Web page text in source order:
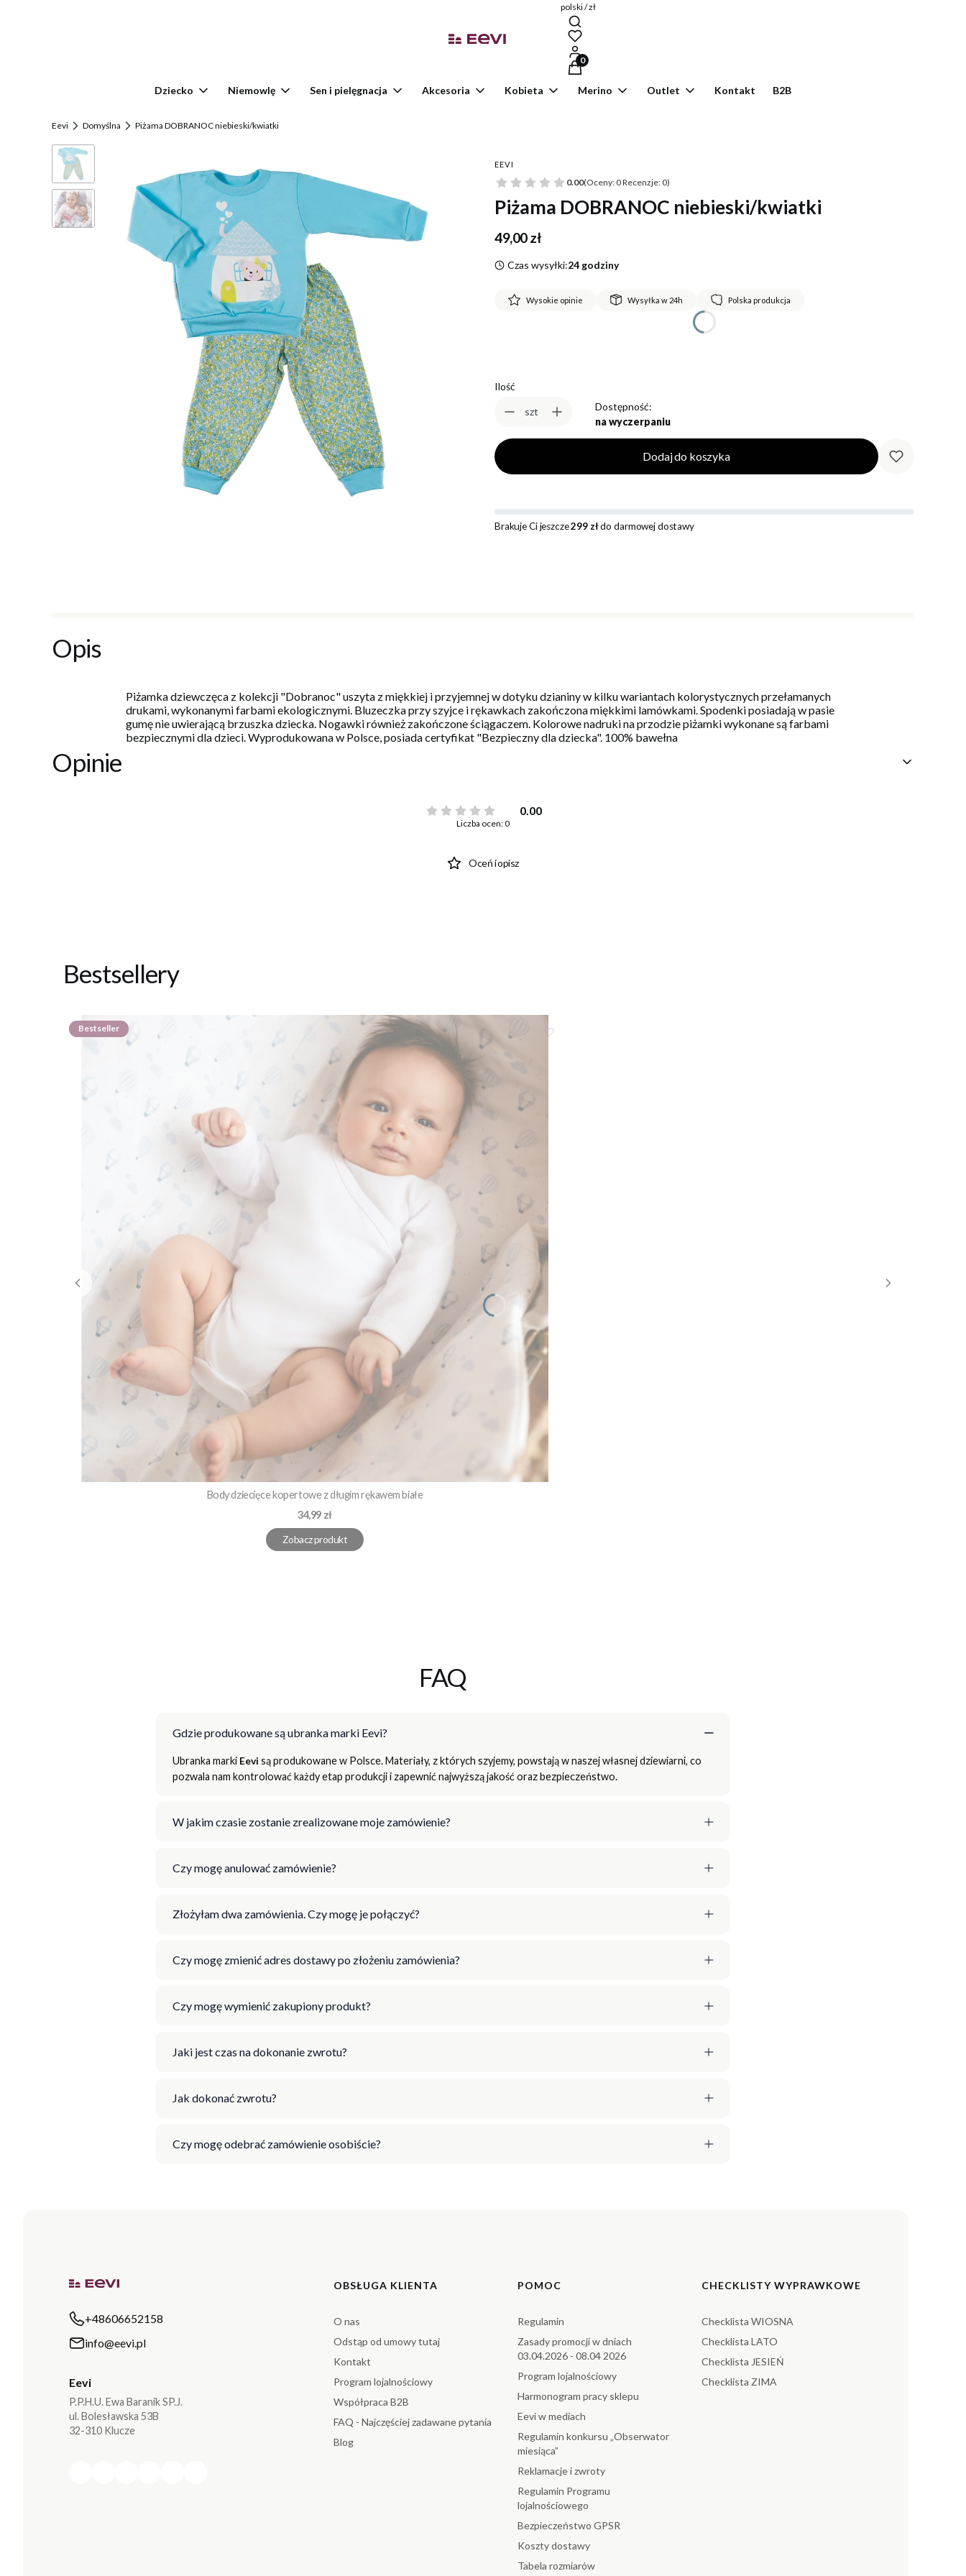
polski / zł
Produkty w koszyku: 0. Zobacz szczegóły
Dziecko Niemowlę Sen i pielęgnacja Akcesoria Kobieta Merino Outlet Kontakt B2B
Eevi Domyślna Piżama DOBRANOC niebieski/kwiatki
EEVI
0.00(Oceny: 0 Recenzje: 0)
Piżama DOBRANOC niebieski/kwiatki
Cena
49,00 zł
Czas wysyłki:24 godziny
Wysokie opinie Wysyłka w 24h Polska produkcja
Ilość
szt
Dostępność:
na wyczerpaniu
Dodaj do koszyka
Brakuje Ci jeszcze299 złdo darmowej dostawy
Opis
Piżamka dziewczęca z kolekcji "Dobranoc" uszyta z miękkiej i przyjemnej w dotyku dzianiny w kilku wariantach kolorystycznych przełamanych
drukami, wykonanymi farbami ekologicznymi. Bluzeczka przy szyjce i rękawkach zakończona miękkimi lamówkami. Spodenki posiadają w pasie
gumę nie uwierającą brzuszka dziecka. Nogawki również zakończone ściągaczem. Kolorowe nadruki na przodzie piżamki wykonane są farbami
bezpiecznymi dla dzieci. Wyprodukowana w Polsce, posiada certyfikat "Bezpieczny dla dziecka". 100% bawełna
Opinie
0.00
Liczba ocen: 0
Oceń i opisz
Bestsellery
Bestseller
Body dziecięce kopertowe z długim rękawem białe
Cena
34,99 zł
Zobacz produkt
FAQ
Gdzie produkowane są ubranka marki Eevi?
Ubranka marki Eevi są produkowane w Polsce. Materiały, z których szyjemy, powstają w naszej własnej dziewiarni, co
pozwala nam kontrolować każdy etap produkcji i zapewnić najwyższą jakość oraz bezpieczeństwo.
W jakim czasie zostanie zrealizowane moje zamówienie?
Czy mogę anulować zamówienie?
Złożyłam dwa zamówienia. Czy mogę je połączyć?
Czy mogę zmienić adres dostawy po złożeniu zamówienia?
Czy mogę wymienić zakupiony produkt?
Jaki jest czas na dokonanie zwrotu?
Jak dokonać zwrotu?
Czy mogę odebrać zamówienie osobiście?
+48606652158
info@eevi.pl
Eevi
P.P.H.U. Ewa Baranik SP.J.
ul. Bolesławska 53B
32-310 Klucze
Linki w stopce
OBSŁUGA KLIENTA
O nas
Odstąp od umowy tutaj
Kontakt
Program lojalnościowy
Współpraca B2B
FAQ - Najczęściej zadawane pytania
Blog
POMOC
Regulamin
Zasady promocji w dniach
03.04.2026 - 08.04 2026
Program lojalnościowy
Harmonogram pracy sklepu
Eevi w mediach
Regulamin konkursu „Obserwator
miesiąca”
Reklamacje i zwroty
Regulamin Programu
lojalnościowego
Bezpieczeństwo GPSR
Koszty dostawy
Tabela rozmiarów
CHECKLISTY WYPRAWKOWE
Checklista WIOSNA
Checklista LATO
Checklista JESIEŃ
Checklista ZIMA